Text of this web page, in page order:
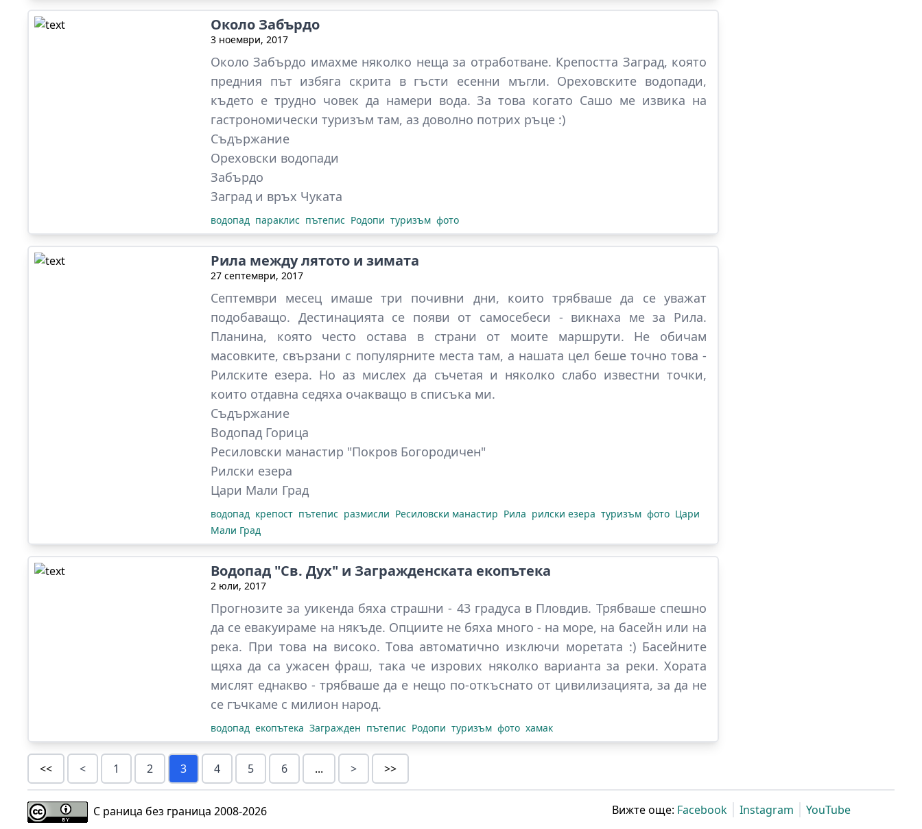
Около Забърдо
3 ноември, 2017
Около Забърдо имахме няколко неща за отработване. Крепостта Заград, която
предния път избяга скрита в гъсти есенни мъгли. Ореховските водопади,
където е трудно човек да намери вода. За това когато Сашо ме извика на
гастрономически туризъм там, аз доволно потрих ръце :)
Съдържание
Ореховски водопади
Забърдо
Заград и връх Чуката
водопад параклис пътепис Родопи туризъм фото
Рила между лятото и зимата
27 септември, 2017
Септември месец имаше три почивни дни, които трябваше да се уважат
подобаващо. Дестинацията се появи от самосебеси - викнаха ме за Рила.
Планина, която често остава в страни от моите маршрути. Не обичам
масовките, свързани с популярните места там, а нашата цел беше точно това -
Рилските езера. Но аз мислех да съчетая и няколко слабо известни точки,
които отдавна седяха очакващо в списъка ми.
Съдържание
Водопад Горица
Ресиловски манастир "Покров Богородичен"
Рилски езера
Цари Мали Град
водопад крепост пътепис размисли Ресиловски манастир Рила рилски езера туризъм фото Цари
Мали Град
Водопад "Св. Дух" и Загражденската екопътека
2 юли, 2017
Прогнозите за уикенда бяха страшни - 43 градуса в Пловдив. Трябваше спешно
да се евакуираме на някъде. Опциите не бяха много - на море, на басейн или на
река. При това на високо. Това автоматично изключи моретата :) Басейните
щяха да са ужасен фраш, така че изрових няколко варианта за реки. Хората
мислят еднакво - трябваше да е нещо по-откъснато от цивилизацията, за да не
се гъчкаме с милион народ.
водопад екопътека Загражден пътепис Родопи туризъм фото хамак
<< < 1 2 3 4 5 6 ... > >>
С раница без граница 2008-2026 Вижте още: Facebook Instagram YouTube